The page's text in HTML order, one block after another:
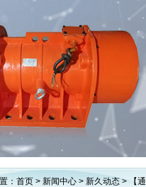
： 首页 > 新闻中心 > 新久动态 > 【